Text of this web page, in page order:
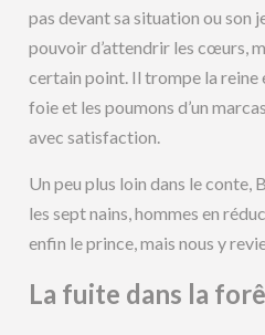
pas devant sa situation ou son
pouvoir d’attendrir les cœurs,
certain point. Il trompe la reine
foie et les poumons d’un
avec satisfaction.
Un peu plus loin dans le
les sept nains, hommes en
enfin le prince, mais nous y
La fuite dans la